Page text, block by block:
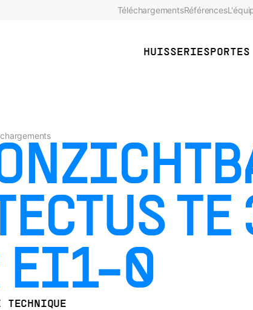
TéléchargementsRéférences
HUISSERIES
EI1-0
TECHNIQUE